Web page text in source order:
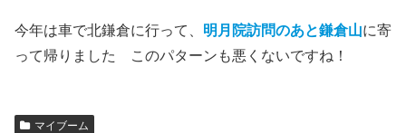
今年は車で北鎌倉に行って、 明月院訪問のあと鎌倉山に寄
って帰りました このパターンも悪くないですね！
マイブーム